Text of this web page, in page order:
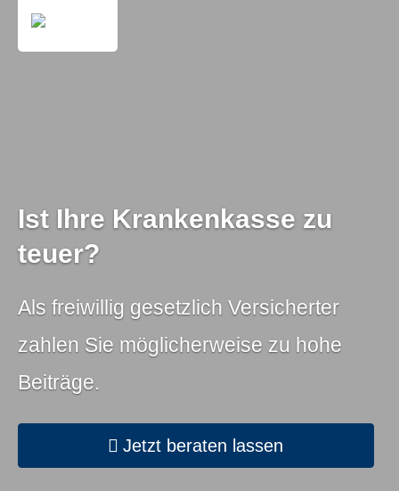
Ist Ihre Krankenkasse zu
teuer?
Als freiwillig gesetzlich Versicherter
zahlen Sie möglicherweise zu hohe
Beiträge.
Jetzt beraten lassen